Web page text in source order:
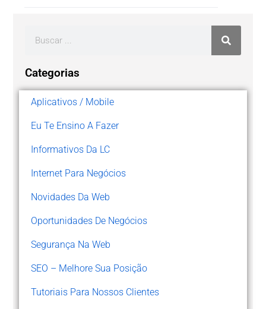
Categorias
Aplicativos / Mobile
Eu Te Ensino A Fazer
Informativos Da LC
Internet Para Negócios
Novidades Da Web
Oportunidades De Negócios
Segurança Na Web
SEO – Melhore Sua Posição
Tutoriais Para Nossos Clientes